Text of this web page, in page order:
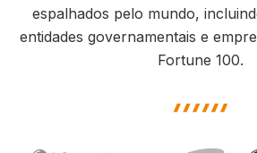
espalhados pelo mundo,
entidades governamentais e
Fortune 100.
highlight